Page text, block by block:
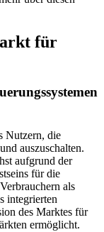
für
Nutzern, die
auszuschalten.
aufgrund der
für die
als
integrierten
des Marktes für
ermöglicht.